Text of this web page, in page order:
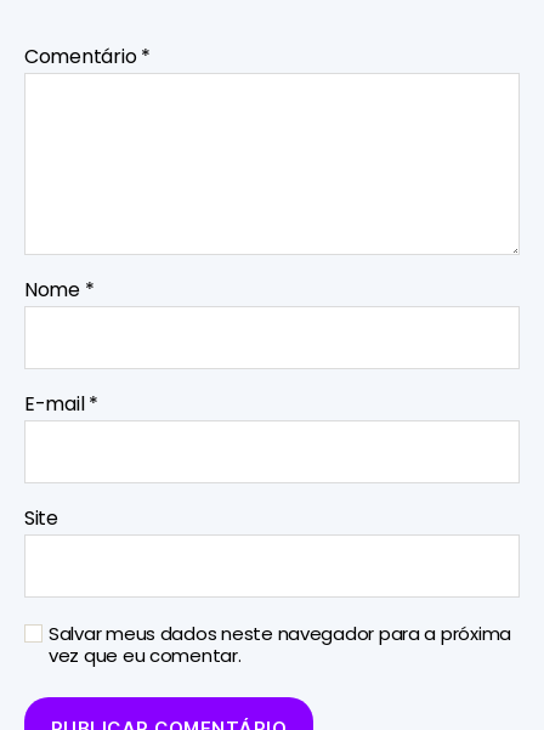
Comentário*
Nome *
E-mail*
Site
Salvar meus dados neste navegador para a próxima
vez que eu comentar.